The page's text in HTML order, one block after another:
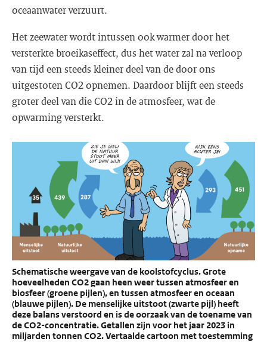
oceaanwater verzuurt.
Het zeewater wordt intussen ook warmer door het
versterkte broeikaseffect, dus het water zal na verloop
van tijd een steeds kleiner deel van de door ons
uitgestoten CO2 opnemen. Daardoor blijft een steeds
groter deel van die CO2 in de atmosfeer, wat de
opwarming versterkt.
Schematische weergave van de koolstofcyclus. Grote
hoeveelheden CO2 gaan heen weer tussen atmosfeer en
biosfeer (groene pijlen), en tussen atmosfeer en oceaan
(blauwe pijlen). De menselijke uitstoot (zwarte pijl) heeft
deze balans verstoord en is de oorzaak van de toename van
de CO2-concentratie. Getallen zijn voor het jaar 2023 in
miljarden tonnen CO2. Vertaalde cartoon met toestemming